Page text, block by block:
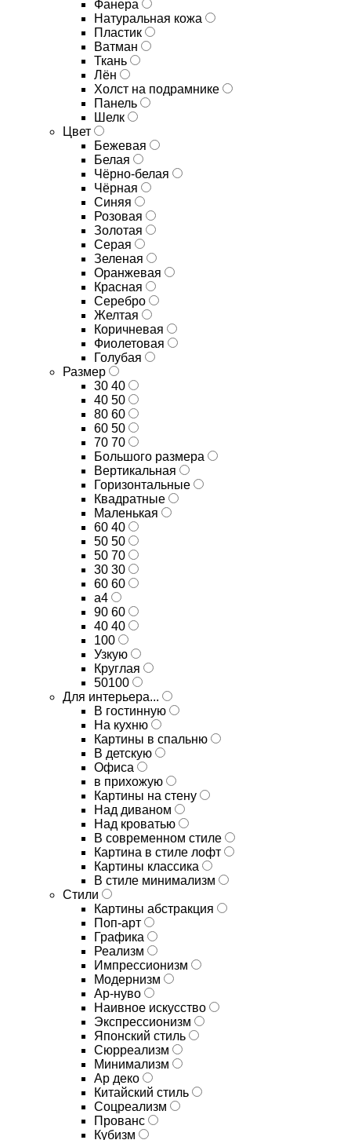
Фанера
Натуральная кожа
Пластик
Ватман
Ткань
Лён
Холст на подрамнике
Панель
Шелк
Цвет
Бежевая
Белая
Чёрно-белая
Чёрная
Синяя
Розовая
Золотая
Серая
Зеленая
Оранжевая
Красная
Серебро
Желтая
Коричневая
Фиолетовая
Голубая
Размер
30 40
40 50
80 60
60 50
70 70
Большого размера
Вертикальная
Горизонтальные
Квадратные
Маленькая
60 40
50 50
50 70
30 30
60 60
а4
90 60
40 40
100
Узкую
Круглая
50100
Для интерьера...
В гостинную
На кухню
Картины в спальню
В детскую
Офиса
в прихожую
Картины на стену
Над диваном
Над кроватью
В современном стиле
Картина в стиле лофт
Картины классика
В стиле минимализм
Стили
Картины абстракция
Поп-арт
Графика
Реализм
Импрессионизм
Модернизм
Ар-нуво
Наивное искусство
Экспрессионизм
Японский стиль
Сюрреализм
Минимализм
Ар деко
Китайский стиль
Соцреализм
Прованс
Кубизм